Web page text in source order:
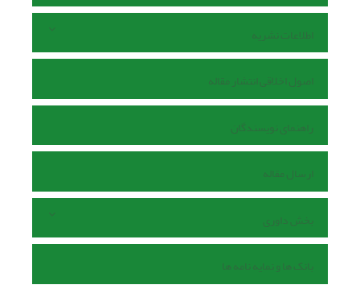
اطلاعات نشریه
اصول اخلاقی انتشار مقاله
راهنمای نویسندگان
ارسال مقاله
بخش داوری
بانک ها و نمایه نامه ها